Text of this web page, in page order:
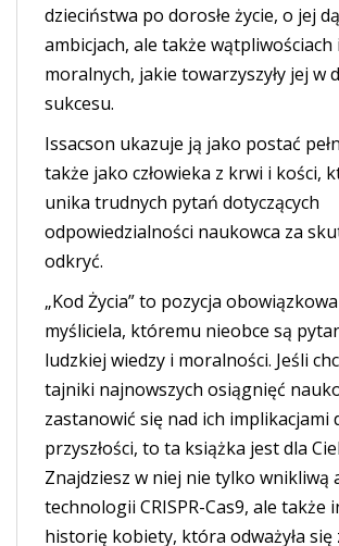
dzieciństwa po dorosłe życie, o jej
ambicjach, ale także
moralnych, jakie towarzyszyły jej w
sukcesu.
Issacson ukazuje ją jako postać
także jako człowieka z krwi i kości,
unika trudnych pytań dotyczących
odpowiedzialności naukowca za
odkryć.
„Kod Życia” to pozycja
myśliciela, któremu nieobce są
ludzkiej wiedzy i moralności. Jeśli
tajniki najnowszych osiągnięć
zastanowić się nad ich implikacjami
przyszłości, to ta książka jest dla
Znajdziesz w niej nie tylko wnikliwą
technologii CRISPR-Cas9, ale także
historię kobiety, która odważyła się